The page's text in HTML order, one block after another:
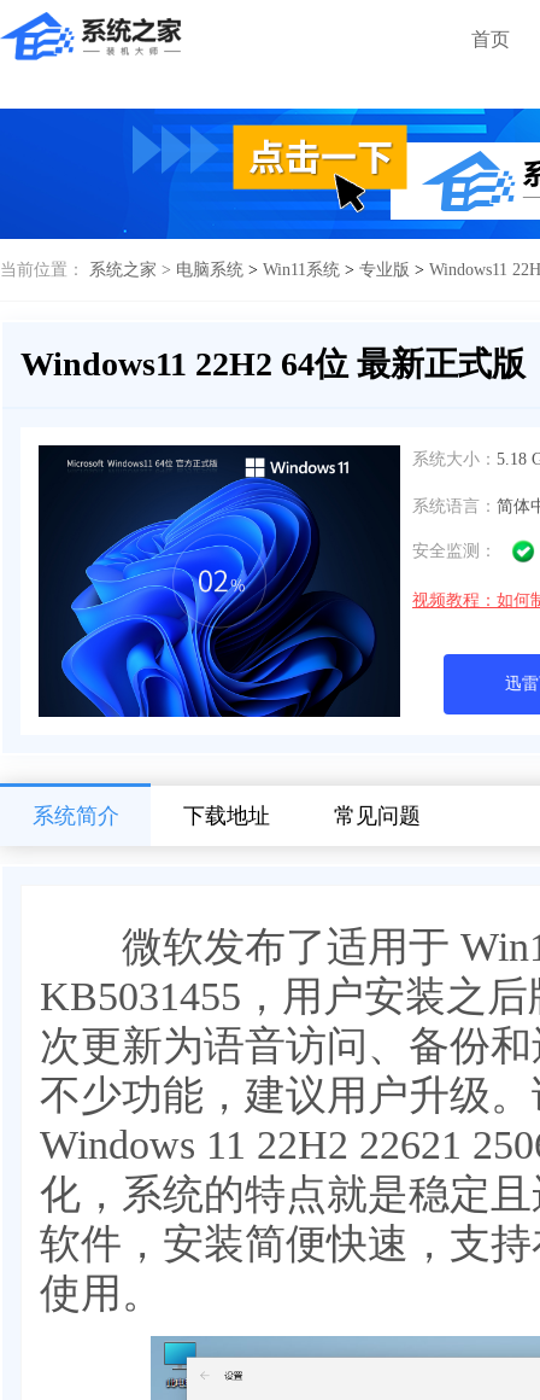
首页
当前位置： 系统之家 > 电脑系统 > Win11系统 > 专业版 > Windows11
Windows11 22H2 64位 最新正式版
系统大小： 5.18
系统语言： 简体
安全监测：
视频教程：如何
迅
系统简介 下载地址 常见问题
微软发布了适用于
KB5031455，用户安装之
次更新为语音访问、备份
不少功能，建议用户升级
Windows 11 22H2 22621
化，系统的特点就是稳定
软件，安装简便快速，支
使用。